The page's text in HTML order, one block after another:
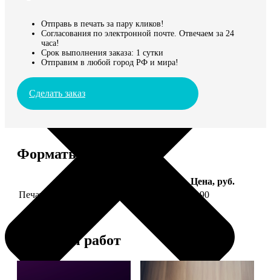
Отправь в печать за пару кликов!
Согласования по электронной почте. Отвечаем за 24
часа!
Срок выполнения заказа: 1 сутки
Отправим в любой город РФ и мира!
Сделать заказ
Форматы и цены
Цена, руб.
Печать фото на тарелке диаметром 20 см
1190
Примеры работ